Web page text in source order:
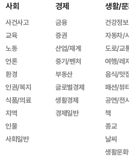
사회
사건사고
교육
노동
언론
환경
인권/복지
식품/의료
지역
인물
사회일반
경제
금융
증권
산업/재계
중기/벤처
부동산
글로벌경제
생활경제
경제일반
생활/
건강정보
자동차/
도로/교
여행/레
음식/맛
패션/뷰
공연/전
책
종교
날씨
생활문